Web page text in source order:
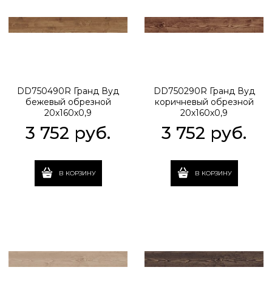
DD750490R Гранд Вуд
бежевый обрезной
20x160x0,9
3 752 руб.
В КОРЗИНУ
DD750290R Гранд Вуд
коричневый обрезной
20х160х0,9
3 752 руб.
В КОРЗИНУ